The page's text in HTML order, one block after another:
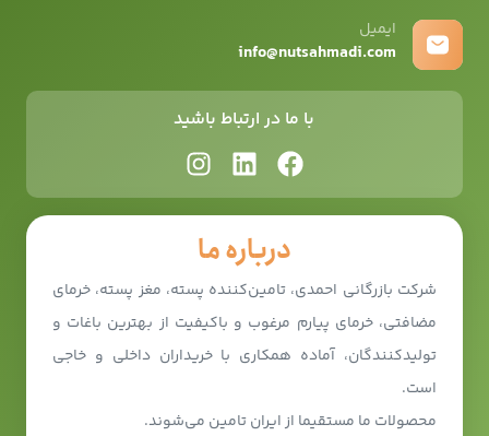
درباره ما
شرکت بازرگانی احمدی، تامین‌کننده پسته، مغز پسته، خرمای
مضافتی، خرمای پیارم مرغوب و باکیفیت از بهترین باغات و
تولیدکنندگان، آماده همکاری با خریداران داخلی و خاجی
است.
محصولات ما مستقیما از ایران تامین می‌شوند.
ایمیل
info@nutsahmadi.com
با ما در ارتباط باشید